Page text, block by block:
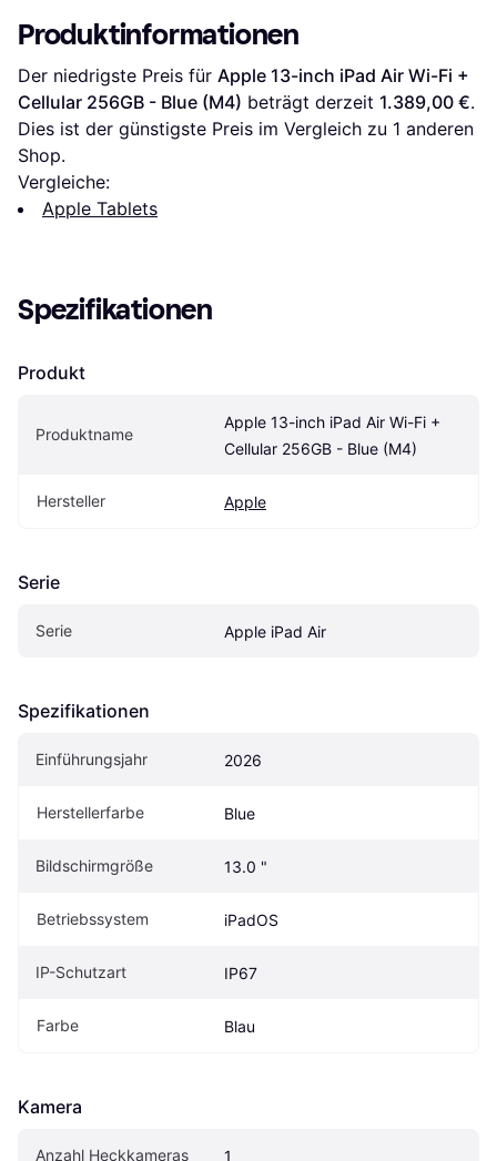
Produktinformationen
Der niedrigste Preis für Apple 13-inch iPad Air Wi-Fi +
Cellular 256GB - Blue (M4) beträgt derzeit 1.389,00 €.
Dies ist der günstigste Preis im Vergleich zu 1 anderen
Shop.
Vergleiche:
Apple Tablets
Spezifikationen
Produkt
Produktname
Apple 13-inch iPad Air Wi-Fi +
Cellular 256GB - Blue (M4)
Hersteller Apple
Serie
Serie Apple iPad Air
Spezifikationen
Einführungsjahr 2026
Herstellerfarbe Blue
Bildschirmgröße 13.0 "
Betriebssystem iPadOS
IP-Schutzart IP67
Farbe Blau
Kamera
Anzahl Heckkameras 1